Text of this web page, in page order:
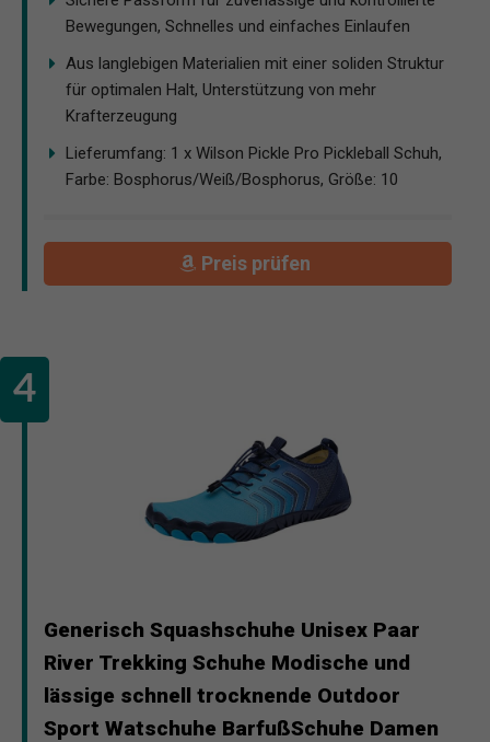
Bewegungen, Schnelles und einfaches Einlaufen
Aus langlebigen Materialien mit einer soliden Struktur
für optimalen Halt, Unterstützung von mehr
Krafterzeugung
Lieferumfang: 1 x Wilson Pickle Pro Pickleball Schuh,
Farbe: Bosphorus/Weiß/Bosphorus, Größe: 10
Preis prüfen
Generisch Squashschuhe Unisex Paar
River Trekking Schuhe Modische und
lässige schnell trocknende Outdoor
Sport Watschuhe BarfußSchuhe Damen